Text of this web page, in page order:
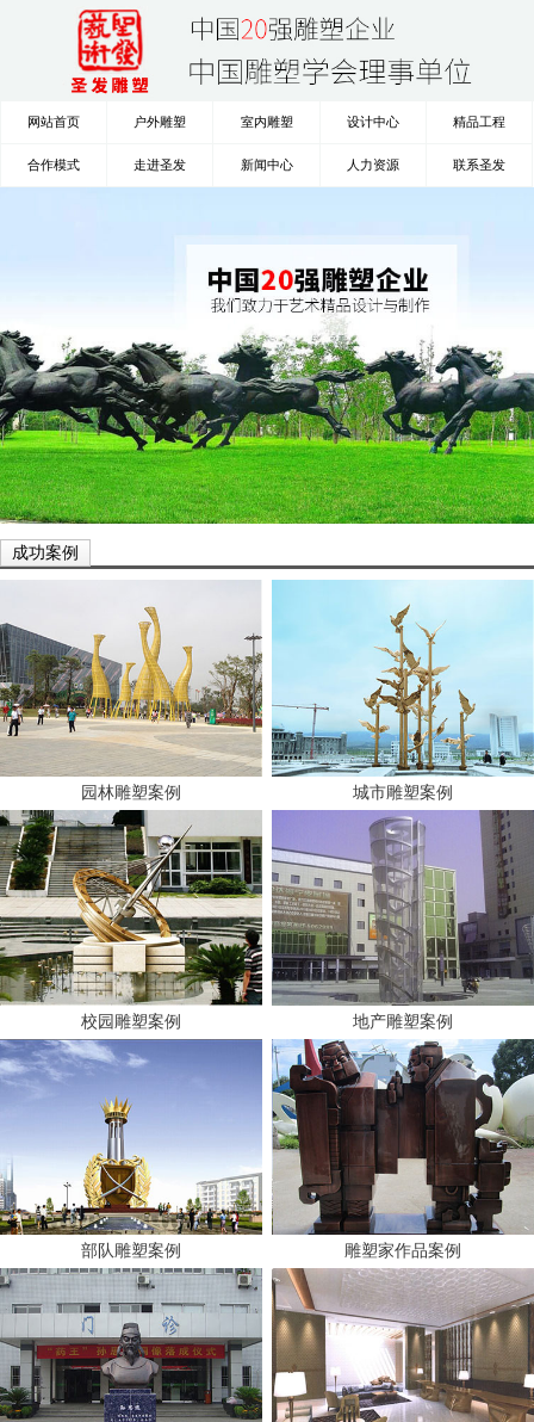
网站首页 户外雕塑 室内雕塑 设计中心 精品工程
合作模式 走进圣发 新闻中心 人力资源 联系圣发
成功案例
园林雕塑案例
校园雕塑案例
部队雕塑案例
城市雕塑案例
地产雕塑案例
雕塑家作品案例